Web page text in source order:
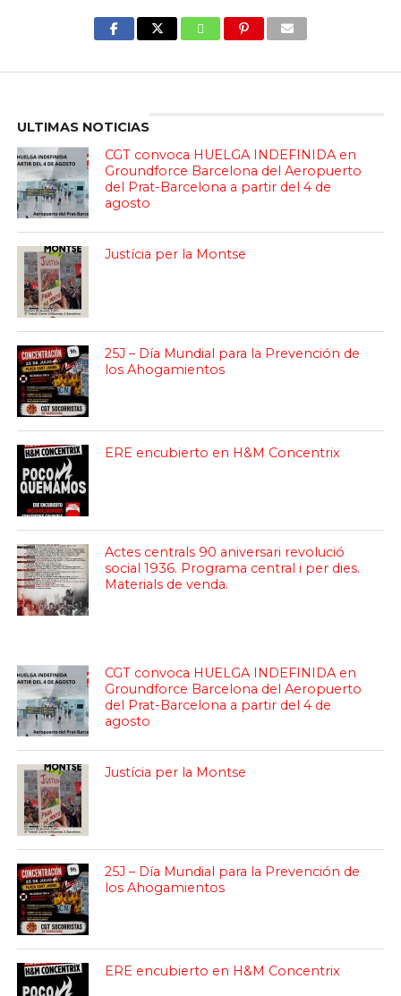
ULTIMAS NOTICIAS
CGT convoca HUELGA INDEFINIDA en
Groundforce Barcelona del Aeropuerto
del Prat-Barcelona a partir del 4 de
agosto
Justícia per la Montse
25J – Día Mundial para la Prevención de
los Ahogamientos
ERE encubierto en H&M Concentrix
Actes centrals 90 aniversari revolució
social 1936. Programa central i per dies.
Materials de venda.
CGT convoca HUELGA INDEFINIDA en
Groundforce Barcelona del Aeropuerto
del Prat-Barcelona a partir del 4 de
agosto
Justícia per la Montse
25J – Día Mundial para la Prevención de
los Ahogamientos
ERE encubierto en H&M Concentrix